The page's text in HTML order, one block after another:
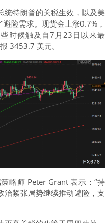
统特朗普的关税生效，以及美
险需求。现货金上涨0.7%，
时候触及自7月23日以来最
3453.7 美元。
略师 Peter Grant 表示：“持
治紧张局势继续推动避险，支